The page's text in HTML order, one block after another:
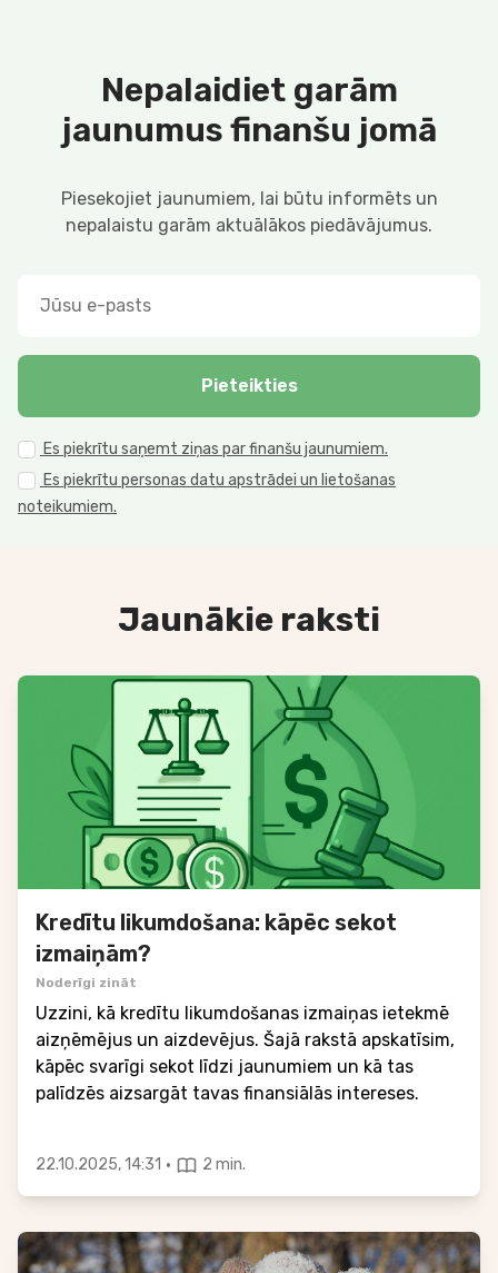
Nepalaidiet garām
jaunumus finanšu jomā
Piesekojiet jaunumiem, lai būtu informēts un
nepalaistu garām aktuālākos piedāvājumus.
Pieteikties
Es piekrītu saņemt ziņas par finanšu jaunumiem.
Es piekrītu personas datu apstrādei un lietošanas
noteikumiem.
Jaunākie raksti
Kredītu likumdošana: kāpēc sekot
izmaiņām?
Noderīgi zināt
Uzzini, kā kredītu likumdošanas izmaiņas ietekmē
aizņēmējus un aizdevējus. Šajā rakstā apskatīsim,
kāpēc svarīgi sekot līdzi jaunumiem un kā tas
palīdzēs aizsargāt tavas finansiālās intereses.
22.10.2025, 14:31 · 2 min.